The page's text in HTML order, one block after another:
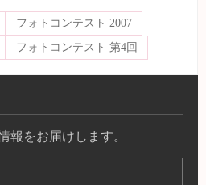
フォトコンテスト 2007
フォトコンテスト 第4回
報をお届けします。